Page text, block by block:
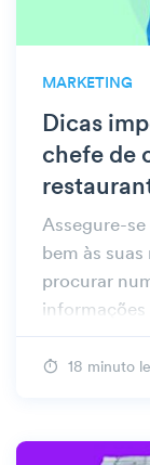
MARKETING
Dicas
chefe de
Assegure-se
bem às
procurar
informações
contratação
contratação.
18 minuto